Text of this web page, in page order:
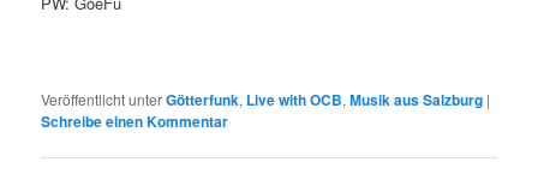
Veröffentlicht unterGötterfunk, Live with OCB,Musik aus Salzburg |
Schreibe einen Kommentar